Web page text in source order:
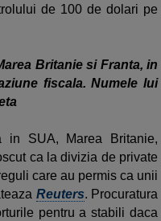
de 100 de dolari pe
Britanie si Franta, in
fiscala. Numele lui
in SUA, Marea Britanie,
ca la divizia de private
care au permis ca unii
Reuters. Procuratura
pentru a stabili daca